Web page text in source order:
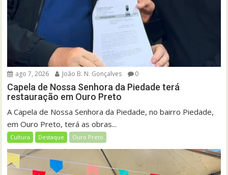
ago 7, 2026 João B. N. Gonçalves 0
Capela de Nossa Senhora da Piedade terá
restauração em Ouro Preto
A Capela de Nossa Senhora da Piedade, no bairro Piedade,
em Ouro Preto, terá as obras...
Cultura Destaque Ouro Preto